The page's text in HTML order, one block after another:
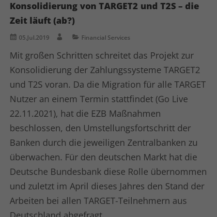
Konsolidierung von TARGET2 und T2S – die
Zeit läuft (ab?)
05.Jul.2019 Financial Services
Mit großen Schritten schreitet das Projekt zur
Konsolidierung der Zahlungssysteme TARGET2
und T2S voran. Da die Migration für alle TARGET
Nutzer an einem Termin stattfindet (Go Live
22.11.2021), hat die EZB Maßnahmen
beschlossen, den Umstellungsfortschritt der
Banken durch die jeweiligen Zentralbanken zu
überwachen. Für den deutschen Markt hat die
Deutsche Bundesbank diese Rolle übernommen
und zuletzt im April dieses Jahres den Stand der
Arbeiten bei allen TARGET-Teilnehmern aus
Laufzeit 1 Minute
Zweck
Dies ist ein von Google Analytics
gesetztes Cookie vom Mustertyp, bei
Namen die eindeutige
Identitätsnummer des Kontos oder der
Website enthält, auf das es sich
bezieht. Es scheint eine Variation des
_gat-Cookies zu sein, das verwendet
wird, um die von Google auf Websites
mit hohem Traffic-Aufkommen
aufgezeichnete Datenmenge zu
begrenzen.
Name bcookie
Anbieter LinkedIn